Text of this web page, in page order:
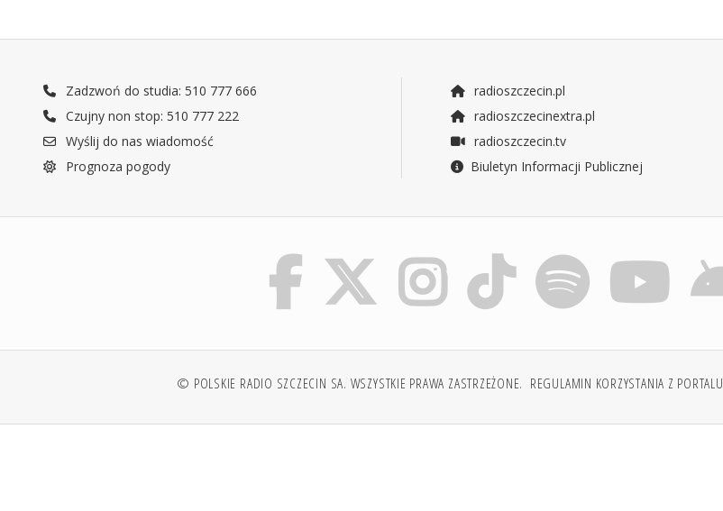
Zadzwoń do studia: 510 777 666
Czujny non stop: 510 777 222
Wyślij do nas wiadomość
Prognoza pogody
radioszczecin.pl
radioszczecinextra.pl
radioszczecin.tv
Biuletyn Informacji Publicznej
© POLSKIE RADIO SZCZECIN SA. WSZYSTKIE PRAWA ZASTRZEŻONE. REGULAMIN KORZYSTANIA Z PORTALU